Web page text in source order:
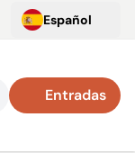
Español
Entradas